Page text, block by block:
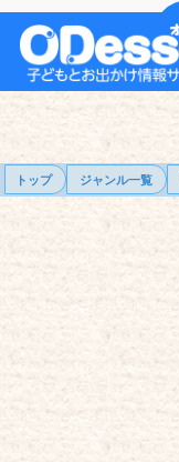
トップ ジャンル一覧